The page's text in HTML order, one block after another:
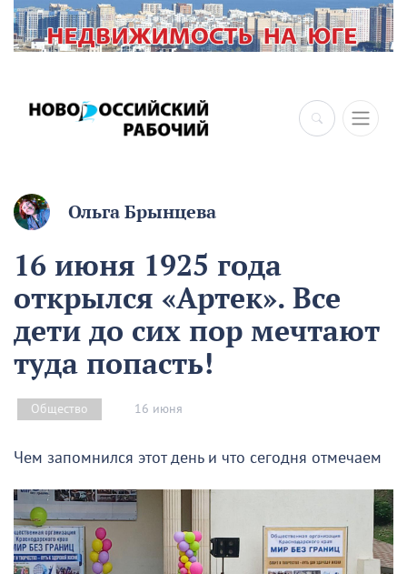
×
Ольга Брынцева
16 июня 1925 года
открылся «Артек». Все
дети до сих пор мечтают
туда попасть!
Общество 16 июня
Чем запомнился этот день и что сегодня отмечаем